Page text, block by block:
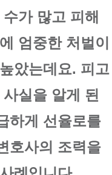
가 많고 피해
엄중한 처벌이
았는데요. 피고
실을 알게 된
하게 선율로를
호사의 조력을